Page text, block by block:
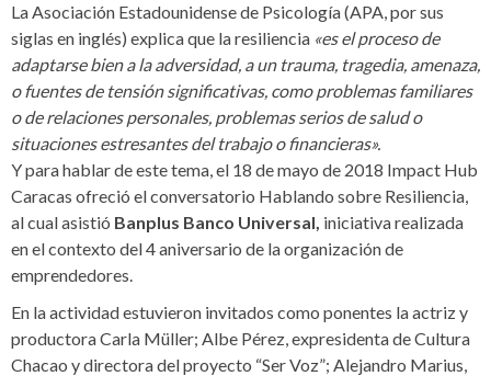
La Asociación Estadounidense de Psicología (APA, por sus
siglas en inglés) explica que la resiliencia «es el proceso de
adaptarse bien a la adversidad, a un trauma, tragedia, amenaza,
o fuentes de tensión significativas, como problemas familiares
o de relaciones personales, problemas serios de salud o
situaciones estresantes del trabajo o financieras».
Y para hablar de este tema, el 18 de mayo de 2018 Impact Hub
Caracas ofreció el conversatorio Hablando sobre Resiliencia,
al cual asistió Banplus Banco Universal, iniciativa realizada
en el contexto del 4 aniversario de la organización de
emprendedores.
En la actividad estuvieron invitados como ponentes la actriz y
productora Carla Müller; Albe Pérez, expresidenta de Cultura
Chacao y directora del proyecto “Ser Voz”; Alejandro Marius,